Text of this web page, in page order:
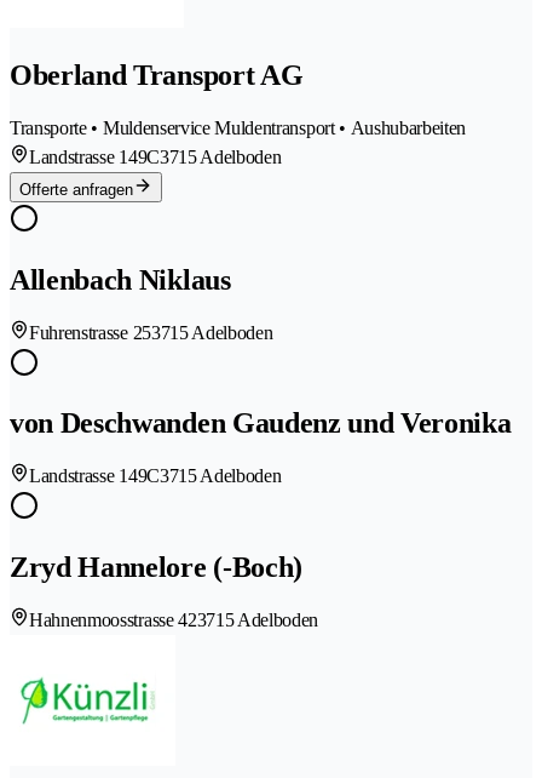
Oberland Transport AG
Transporte • Muldenservice Muldentransport • Aushubarbeiten
Landstrasse 149C3715 Adelboden
Offerte anfragen
Allenbach Niklaus
Fuhrenstrasse 253715 Adelboden
von Deschwanden Gaudenz und Veronika
Landstrasse 149C3715 Adelboden
Zryd Hannelore (-Boch)
Hahnenmoosstrasse 423715 Adelboden